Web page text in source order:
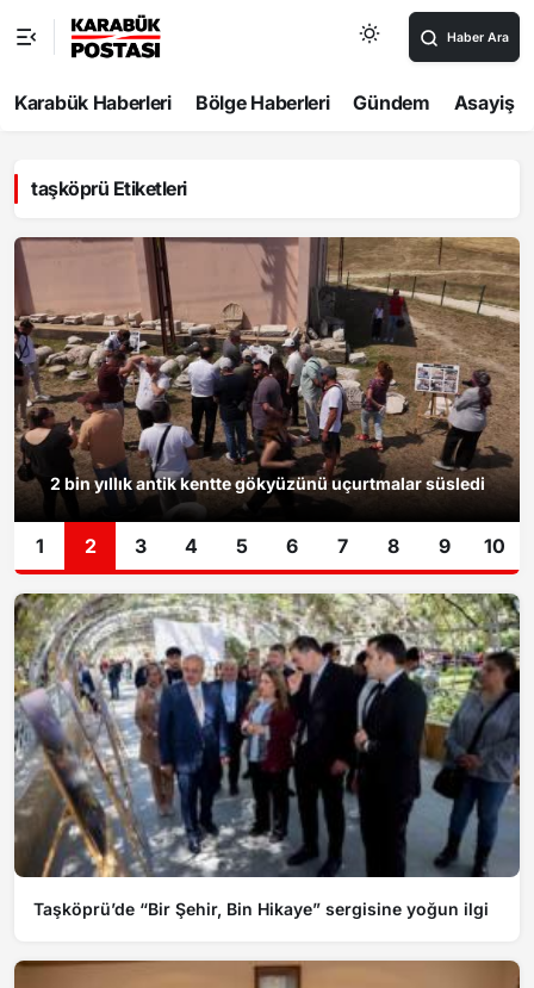
Haber Ara
Karabük Haberleri Bölge Haberleri Gündem Asayiş
taşköprü Etiketleri
2 bin yıllık antik kentte gökyüzünü uçurtmalar süsledi
1 2 3 4 5 6 7 8 9 10
Taşköprü’de “Bir Şehir, Bin Hikaye” sergisine yoğun ilgi